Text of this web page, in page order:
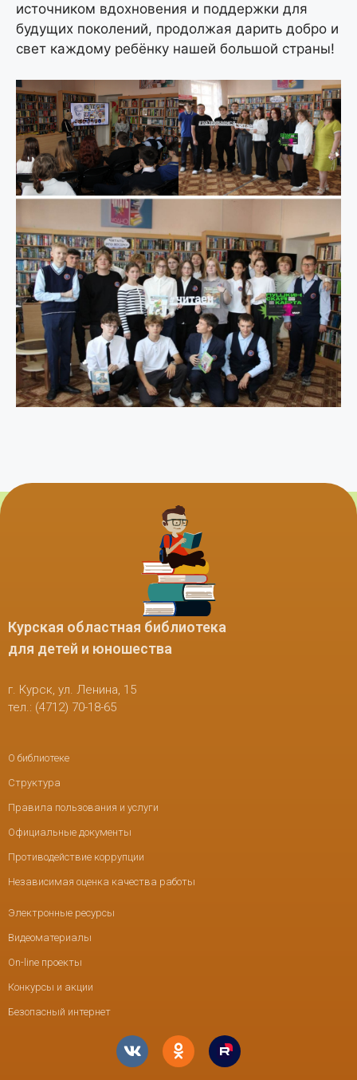
источником вдохновения и поддержки для
будущих поколений, продолжая дарить добро и
свет каждому ребёнку нашей большой страны!
Курская областная библиотека
для детей и юношества
г. Курск, ул. Ленина, 15
тел.: (4712) 70-18-65
О библиотеке
Структура
Правила пользования и услуги
Официальные документы
Противодействие коррупции
Независимая оценка качества работы
Электронные ресурсы
Видеоматериалы
On-line проекты
Конкурсы и акции
Безопасный интернет